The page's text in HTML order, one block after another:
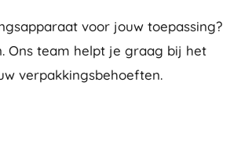
voor jouw toepassing?
Ons team helpt je graag bij het
verpakkingsbehoeften.